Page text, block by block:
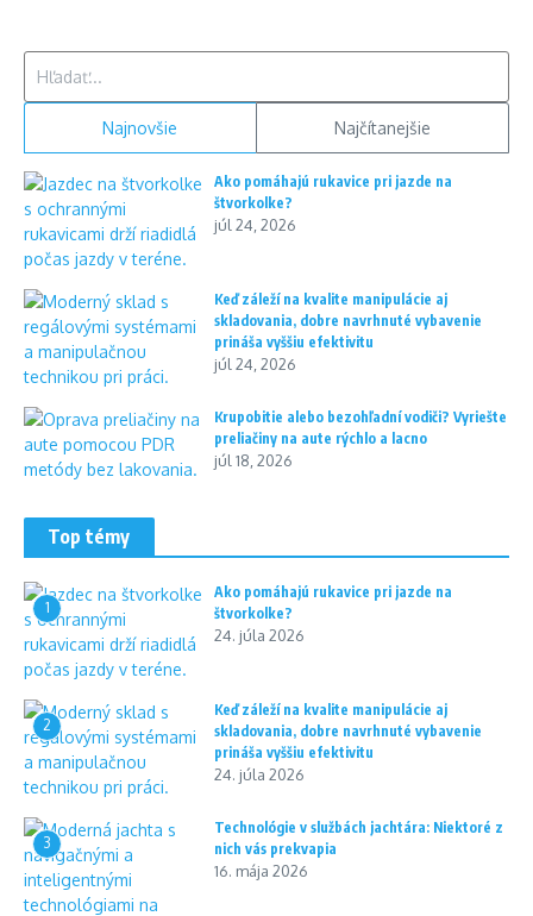
Najnovšie Najčítanejšie
Ako pomáhajú rukavice pri jazde na
štvorkolke?
júl 24, 2026
Keď záleží na kvalite manipulácie aj
skladovania, dobre navrhnuté vybavenie
prináša vyššiu efektivitu
júl 24, 2026
Krupobitie alebo bezohľadní vodiči? Vyriešte
preliačiny na aute rýchlo a lacno
júl 18, 2026
Top témy
1
Ako pomáhajú rukavice pri jazde na
štvorkolke?
24. júla 2026
2
Keď záleží na kvalite manipulácie aj
skladovania, dobre navrhnuté vybavenie
prináša vyššiu efektivitu
24. júla 2026
3
Technológie v službách jachtára: Niektoré z
nich vás prekvapia
16. mája 2026